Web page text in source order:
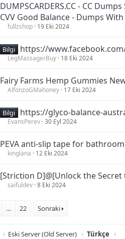
DUMPSCARDERS.CC - CC
CVV Good Balance - Dumps
fullzshop 19 Eki 2024
Bilgi https://
LegMassagerBuy 18 Eki 2024
Fairy Farms Hemp Gummies
AlfonzoGMahoney 17 Eki 2024
Bilgi https://glyco-balance-
EvansPerev 30 Eyl 2024
PEVA anti-slip tape for bathroom
kinglana 12 Eki 2024
[Striction D]@[Unlock the
saifuldev 8 Eki 2024
… 22 Sonraki
Eski Server (Old Server) Türkçe